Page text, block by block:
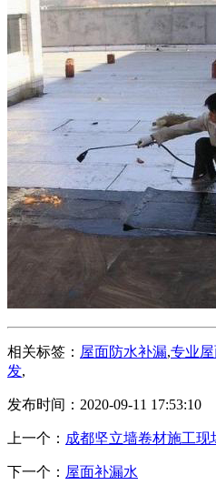
相关标签： 屋面防水补漏,专业
发,
发布时间：2020-09-11 17:53:10
上一个： 成都坚立墙卷材施工现
下一个： 屋面补漏水